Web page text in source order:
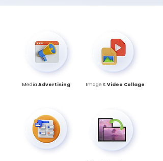
Media Advertising Image &Video Collage